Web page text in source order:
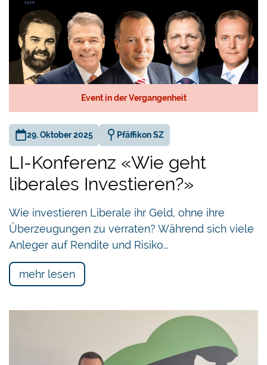
Event in der Vergangenheit
29. Oktober 2025 Pfäffikon SZ
LI-Konferenz «Wie geht
liberales Investieren?»
Wie investieren Liberale ihr Geld, ohne ihre
Überzeugungen zu verraten? Während sich viele
Anleger auf Rendite und Risiko…
mehr lesen